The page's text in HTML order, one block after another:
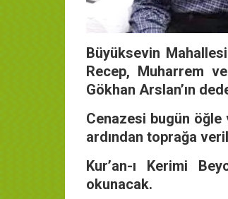
Büyüksevin
Recep, Muharrem
Gökhan Arslan’ın
Cenazesi bugün öğle
ardından toprağa
Kur’an-ı Kerimi
okunacak.